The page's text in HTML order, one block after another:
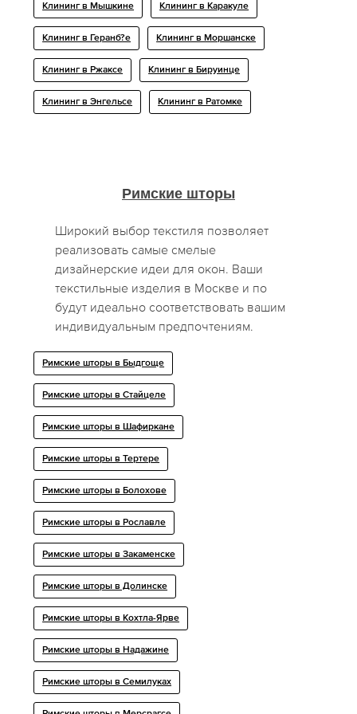
Клининг в Мышкине Клининг в Каракуле
Клининг в Геранб?е Клининг в Моршанске
Клининг в Ржаксе Клининг в Бируинце
Клининг в Энгельсе Клининг в Ратомке
Римские шторы
Широкий выбор текстиля позволяет
реализовать самые смелые
дизайнерские идеи для окон. Ваши
текстильные изделия в Москве и по
будут идеально соответствовать вашим
индивидуальным предпочтениям.
Римские шторы в Быдгоще
Римские шторы в Стайцеле
Римские шторы в Шафиркане
Римские шторы в Тертере
Римские шторы в Болохове
Римские шторы в Рославле
Римские шторы в Закаменске
Римские шторы в Долинске
Римские шторы в Кохтла-Ярве
Римские шторы в Надажине
Римские шторы в Семилуках